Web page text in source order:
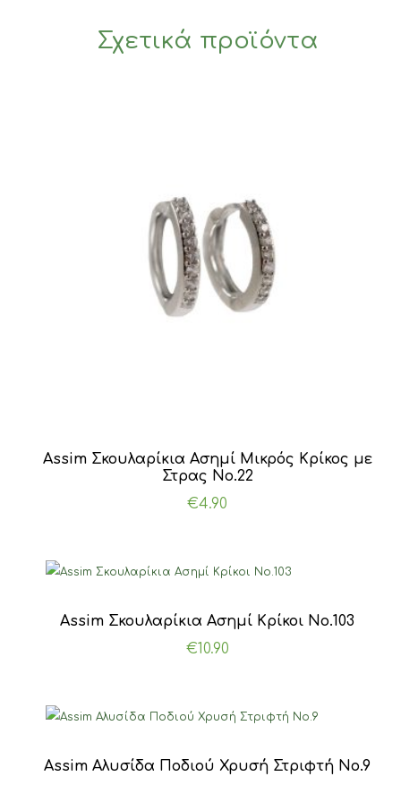
Σχετικά προϊόντα
Assim Σκουλαρίκια Ασημί Μικρός Κρίκος με
Στρας Νο.22
€4.90
Assim Σκουλαρίκια Ασημί Κρίκοι Νο.103
€ 10.90
Αssim Αλυσίδα Ποδιού Χρυσή Στριφτή Νο.9